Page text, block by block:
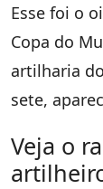
Esse foi o
Copa do
artilharia
sete,
Veja o